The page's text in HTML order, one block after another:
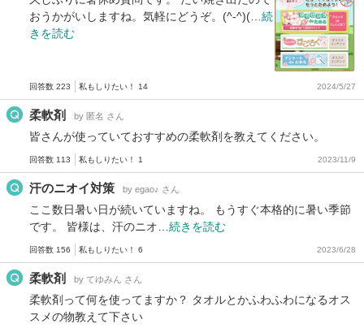
おうかがいしますね。気軽にどうぞ。(^-^)(… 続
きを読む
回答数 223 私もしりたい！ 14 2024/5/27
柔軟剤 by 匿名 さん
皆さんが使っていておすすめの柔軟剤を教えてください。
回答数 113 私もしりたい！ 1 2023/11/9
汗のニオイ対策 by egao♪ さん
ここ数日暑い日が続いていますね。 もうすぐ本格的に暑い季節
です。 皆様は、汗のニオ… 続きを読む
回答数 156 私もしりたい！ 6 2023/6/28
柔軟剤 by てゆみん さん
柔軟剤って何を使ってますか？ タオルとかふわふわになるオス
スメの物教えて下さい